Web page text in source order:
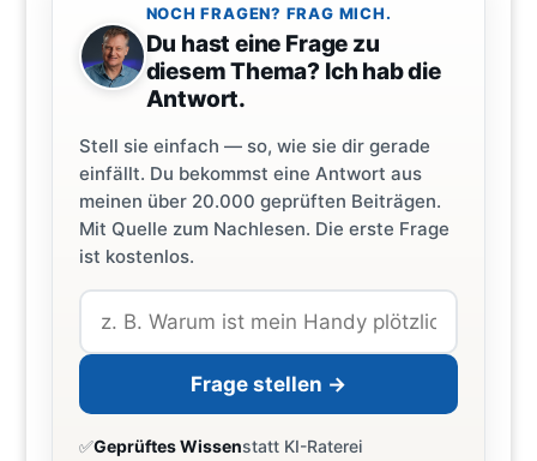
NOCH FRAGEN? FRAG MICH.
Du hast eine Frage zu
diesem Thema? Ich hab die
Antwort.
Stell sie einfach — so, wie sie dir gerade
einfällt. Du bekommst eine Antwort aus
meinen über 20.000 geprüften Beiträgen.
Mit Quelle zum Nachlesen. Die erste Frage
ist kostenlos.
Frage stellen →
✅Geprüftes Wissenstatt KI-Raterei